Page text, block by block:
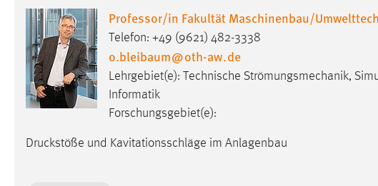
Professor/in Fakultät Maschinenbau/
Telefon: +49 (9621) 482-3338
o.bleibaum@oth-aw.de
Lehrgebiet(e): Technische Strömungsmechanik,
Informatik
Forschungsgebiet(e):
Druckstöße und Kavitationsschläge im Anlagenbau
Sie tun dies, indem sie Besucher über Websites
hinweg verfolgen.
Google Ads
Name: _gcl_au